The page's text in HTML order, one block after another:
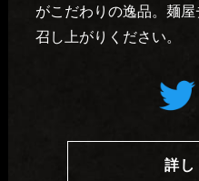
がこだわりの逸品。麺
召し上がりください。
詳し